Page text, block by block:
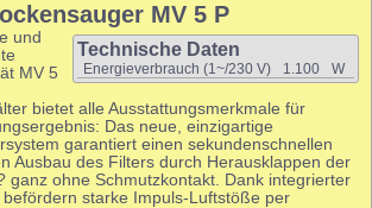
MV 5 P
Technische Daten
Energieverbrauch (1~/230 V) 1.100 W
und
MV 5
bietet alle Ausstattungsmerkmale für
Das neue, einzigartige
garantiert einen sekundenschnellen
Ausbau des Filters durch Herausklappen der
ganz ohne Schmutzkontakt. Dank integrierter
befördern starke Impuls-Luftstöße per